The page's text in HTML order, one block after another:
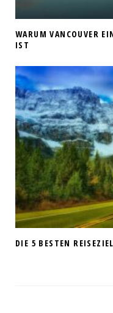
WARUM VANCOUVER
IST
DIE 5 BESTEN